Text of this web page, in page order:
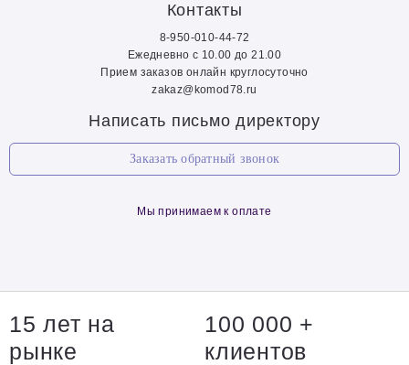
Контакты
8-950-010-44-72
Ежедневно с 10.00 до 21.00
Прием заказов онлайн круглосуточно
zakaz@komod78.ru
Написать письмо директору
Заказать обратный звонок
Мы принимаем к оплате
15 лет на
рынке
100 000 +
клиентов